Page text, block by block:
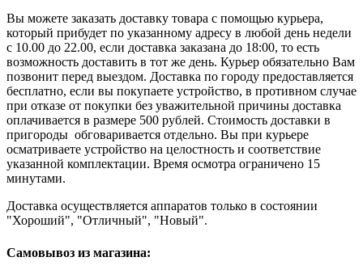
Вы можете заказать доставку товара с помощью курьера,
который прибудет по указанному адресу в любой день недели
с 10.00 до 22.00, если доставка заказана до 18:00, то есть
возможность доставить в тот же день. Курьер обязательно Вам
позвонит перед выездом. Доставка по городу предоставляется
бесплатно, если вы покупаете устройство, в противном случае
при отказе от покупки без уважительной причины доставка
оплачивается в размере 500 рублей. Стоимость доставки в
пригороды обговаривается отдельно. Вы при курьере
осматриваете устройство на целостность и соответствие
указанной комплектации. Время осмотра ограничено 15
минутами.
Доставка осуществляется аппаратов только в состоянии
"Хороший", "Отличный", "Новый".
Самовывоз из магазина: